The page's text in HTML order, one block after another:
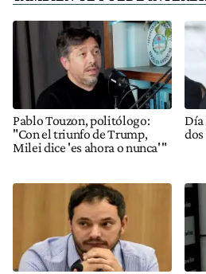
Pablo Touzon, politólogo:
"Con el triunfo de Trump,
Milei dice 'es ahora o nunca'"
Día